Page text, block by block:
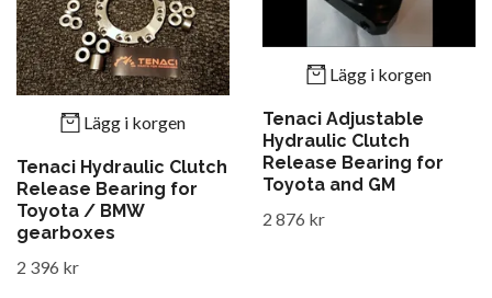
Lägg i korgen
Tenaci Hydraulic Clutch
Release Bearing for
Toyota / BMW
gearboxes
2 396 kr
Lägg i korgen
Tenaci Adjustable
Hydraulic Clutch
Release Bearing for
Toyota and GM
2 876 kr